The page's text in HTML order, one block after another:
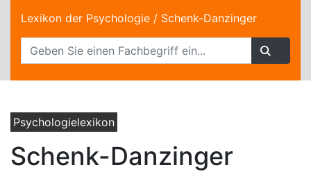
Lexikon der Psychologie / Schenk-Danzinger
Psychologielexikon
Schenk-Danzinger